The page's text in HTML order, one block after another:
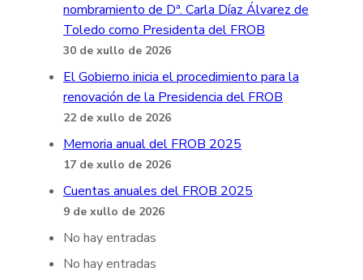
nombramiento de Dª. Carla Díaz Álvarez de
Toledo como Presidenta del FROB
30 de xullo de 2026
El Gobierno inicia el procedimiento para la
renovación de la Presidencia del FROB
22 de xullo de 2026
Memoria anual del FROB 2025
17 de xullo de 2026
Cuentas anuales del FROB 2025
9 de xullo de 2026
No hay entradas
No hay entradas